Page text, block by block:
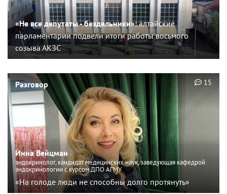
«Не все депутаты - бездельники»:алтайские
парламентарии подвели итоги работы восьмого
созыва АКЗС
Разговор
Инна Вейцман
эндокринолог, кандидат медицинских наук, заведующая кафедрой
эндокринологии с курсом ДПО АГМУ
«На голоде люди не способны долго протянуть»
15